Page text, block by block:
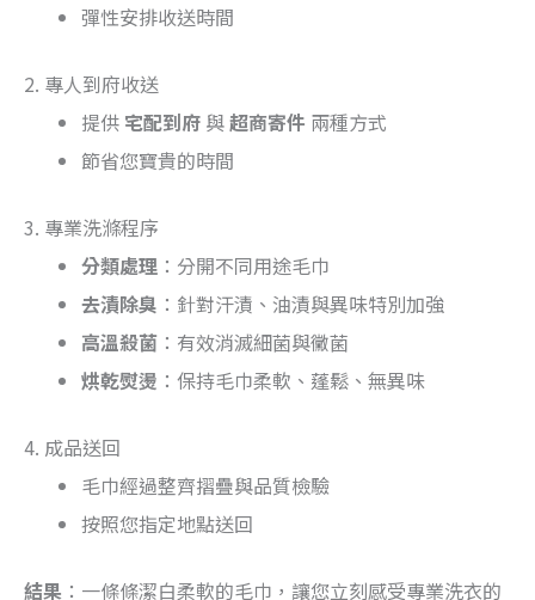
彈性安排收送時間
2. 專人到府收送
提供 宅配到府 與超商寄件 兩種方式
節省您寶貴的時間
3. 專業洗滌程序
分類處理 ：分開不同用途毛巾
去漬除臭 ：針對汗漬、油漬與異味特別加強
高溫殺菌 ：有效消滅細菌與黴菌
烘乾熨燙 ：保持毛巾柔軟、蓬鬆、無異味
4. 成品送回
毛巾經過整齊摺疊與品質檢驗
按照您指定地點送回
結果 ：一條條潔白柔軟的毛巾，讓您立刻感受專業洗衣的